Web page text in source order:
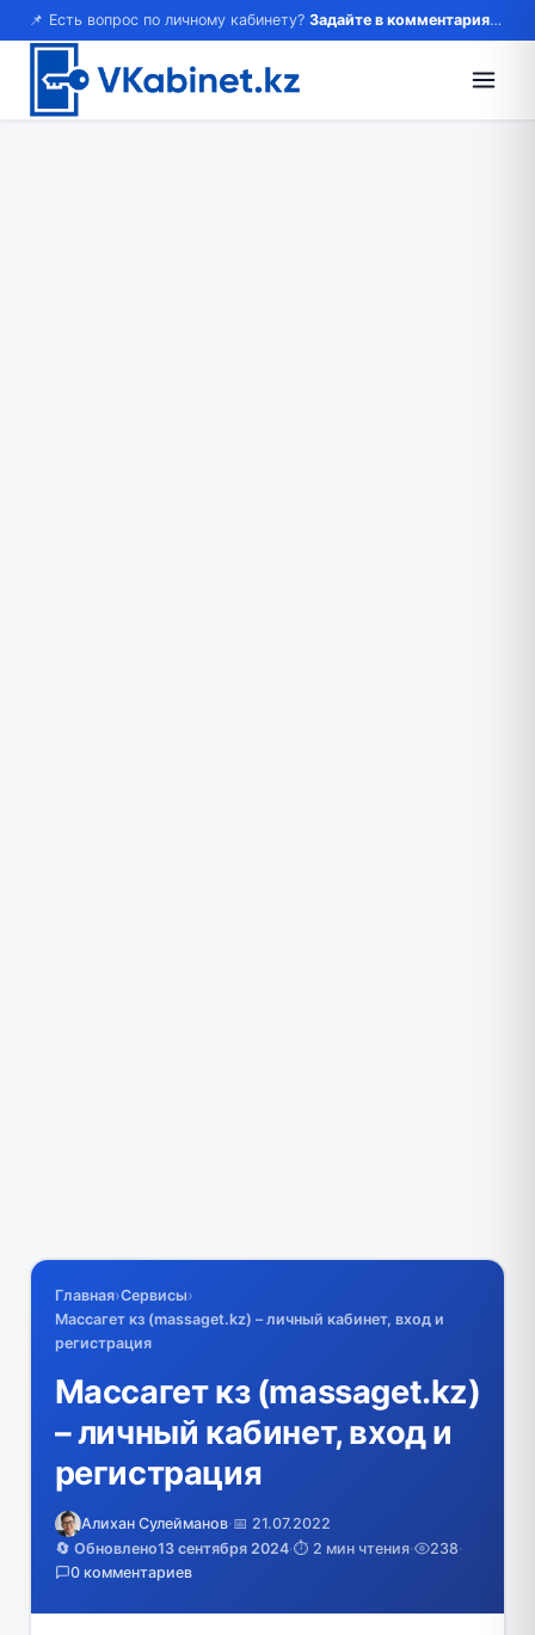
📌 Есть вопрос по личному кабинету? Задайте в комментариях — ответим!
Главная›Сервисы›
Массагет кз (massaget.kz) – личный кабинет, вход и
регистрация
Массагет кз (massaget.kz)
– личный кабинет, вход и
регистрация
Алихан Сулейманов·📅 21.07.2022
🔄 Обновлено13 сентября 2024·⏱️ 2 мин чтения· 238·
0 комментариев